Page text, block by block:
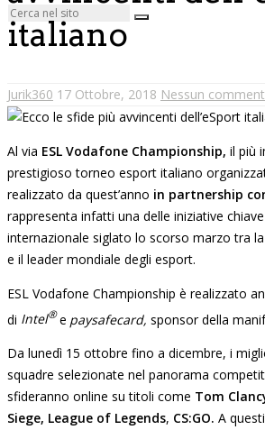
italiano
Jurik360 17 Ottobre, 2018 Nessun
Al via ESL Vodafone Championship, il più
prestigioso torneo esport italiano
realizzato da quest’anno in partnership
rappresenta infatti una delle iniziative chiave
internazionale siglato lo scorso marzo tra
e il leader mondiale degli esport.
ESL Vodafone Championship è realizzato
di Intel® e paysafecard, sponsor della
Da lunedì 15 ottobre fino a dicembre, i
squadre selezionate nel panorama
sfideranno online su titoli come Tom
Siege, League of Legends, CS:GO. A